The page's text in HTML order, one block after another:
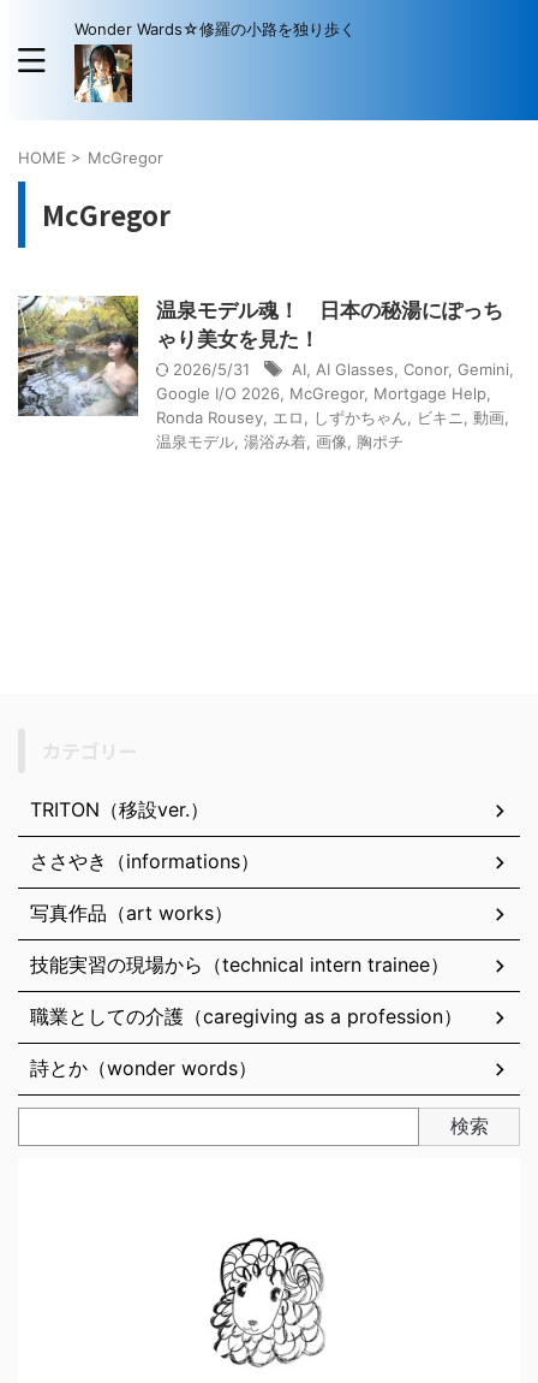
Wonder Wards☆修羅の小路を独り歩く
HOME > McGregor
McGregor
温泉モデル魂！ 日本の秘湯にぽっち
ゃり美女を見た！
2026/5/31 AI AI Glasses Conor, Gemini
Google I/O 2026 McGregor, Mortgage Help
Ronda Rousey
エロ しずかちゃん ビキニ 動画
温泉モデル 湯浴み着 画像 胸ポチ
TRITON（移設ver.）
ささやき（informations）
写真作品（art works）
技能実習の現場から（technical intern trainee）
職業としての介護（caregiving as a profession）
詩とか（wonder words）
検索